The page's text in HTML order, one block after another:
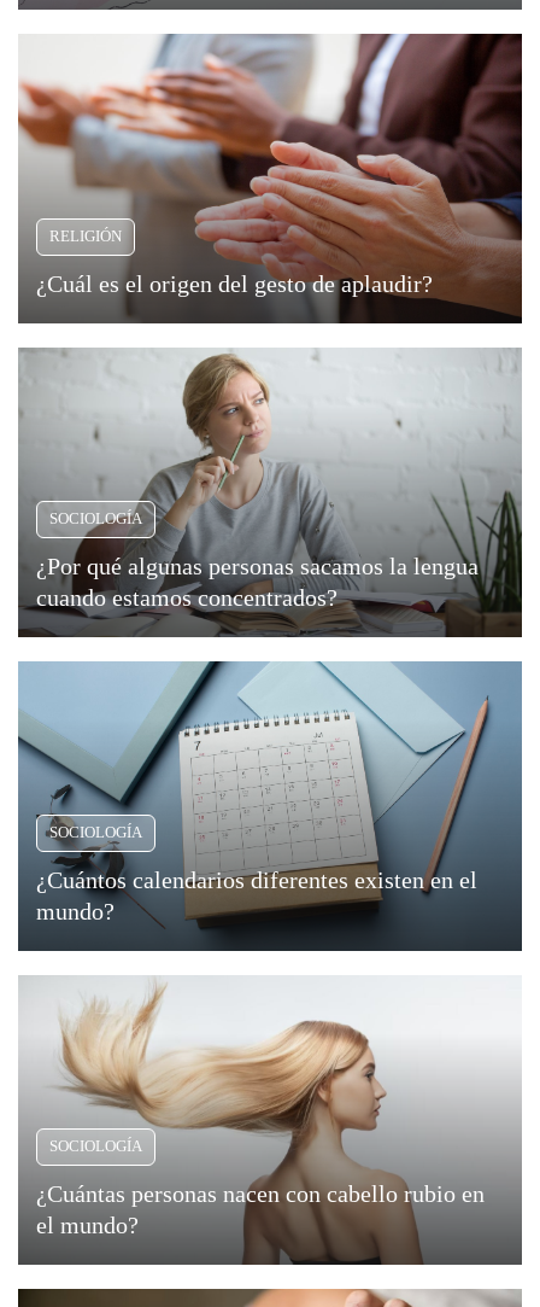
RELIGIÓN
¿Cuál es el origen del gesto de aplaudir?
SOCIOLOGÍA
¿Por qué algunas personas sacamos la lengua
cuando estamos concentrados?
SOCIOLOGÍA
¿Cuántos calendarios diferentes existen en el
mundo?
SOCIOLOGÍA
¿Cuántas personas nacen con cabello rubio en
el mundo?